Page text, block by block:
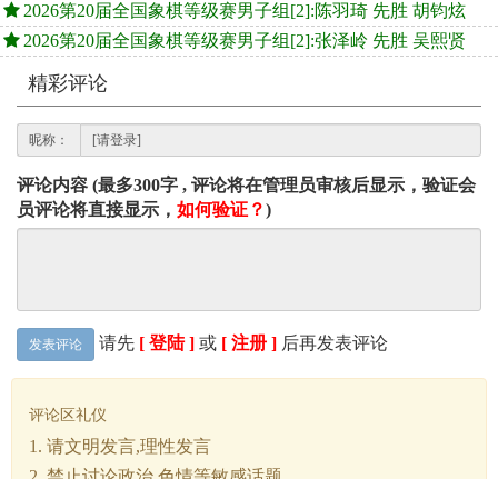
2026第20届全国象棋等级赛男子组[2]:陈羽琦 先胜 胡钧炫
2026第20届全国象棋等级赛男子组[2]:张泽岭 先胜 吴熙贤
精彩评论
昵称：
评论内容 (最多300字 , 评论将在管理员审核后显示，验证会
员评论将直接显示， 如何验证？)
发表评论 请先 [ 登陆 ] 或 [ 注册 ] 后再发表评论
评论区礼仪
1. 请文明发言,理性发言